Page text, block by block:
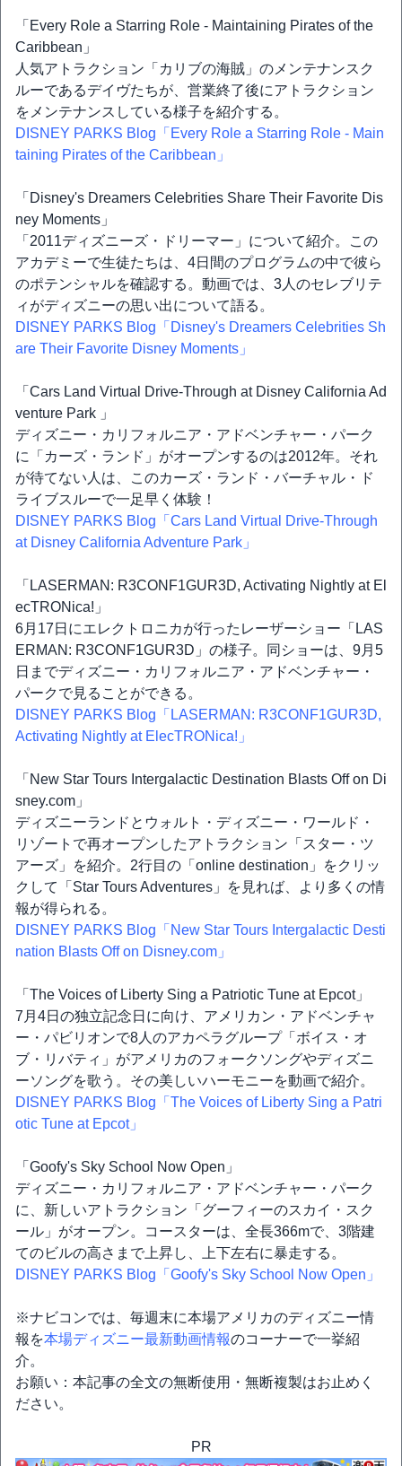
「Every Role a Starring Role - Maintaining Pirates of the
Caribbean」
人気アトラクション「カリブの海賊」のメンテナンスク
ルーであるデイヴたちが、営業終了後にアトラクション
をメンテナンスしている様子を紹介する。
DISNEY PARKS Blog「Every Role a Starring Role - Main
taining Pirates of the Caribbean」
「Disney's Dreamers Celebrities Share Their Favorite Dis
ney Moments」
「2011ディズニーズ・ドリーマー」について紹介。この
アカデミーで生徒たちは、4日間のプログラムの中で彼ら
のポテンシャルを確認する。動画では、3人のセレブリテ
ィがディズニーの思い出について語る。
DISNEY PARKS Blog「Disney's Dreamers Celebrities Sh
are Their Favorite Disney Moments」
「Cars Land Virtual Drive-Through at Disney California Ad
venture Park 」
ディズニー・カリフォルニア・アドベンチャー・パーク
に「カーズ・ランド」がオープンするのは2012年。それ
が待てない人は、このカーズ・ランド・バーチャル・ド
ライブスルーで一足早く体験！
DISNEY PARKS Blog「Cars Land Virtual Drive-Through
at Disney California Adventure Park」
「LASERMAN: R3CONF1GUR3D, Activating Nightly at El
ecTRONica!」
6月17日にエレクトロニカが行ったレーザーショー「LAS
ERMAN: R3CONF1GUR3D」の様子。同ショーは、9月5
日までディズニー・カリフォルニア・アドベンチャー・
パークで見ることができる。
DISNEY PARKS Blog「LASERMAN: R3CONF1GUR3D,
Activating Nightly at ElecTRONica!」
「New Star Tours Intergalactic Destination Blasts Off on Di
sney.com」
ディズニーランドとウォルト・ディズニー・ワールド・
リゾートで再オープンしたアトラクション「スター・ツ
アーズ」を紹介。2行目の「online destination」をクリッ
クして「Star Tours Adventures」を見れば、より多くの情
報が得られる。
DISNEY PARKS Blog「New Star Tours Intergalactic Desti
nation Blasts Off on Disney.com」
「The Voices of Liberty Sing a Patriotic Tune at Epcot」
7月4日の独立記念日に向け、アメリカン・アドベンチャ
ー・パビリオンで8人のアカペラグループ「ボイス・オ
ブ・リバティ」がアメリカのフォークソングやディズニ
ーソングを歌う。その美しいハーモニーを動画で紹介。
DISNEY PARKS Blog「The Voices of Liberty Sing a Patri
otic Tune at Epcot」
「Goofy's Sky School Now Open」
ディズニー・カリフォルニア・アドベンチャー・パーク
に、新しいアトラクション「グーフィーのスカイ・スク
ール」がオープン。コースターは、全長366mで、3階建
てのビルの高さまで上昇し、上下左右に暴走する。
DISNEY PARKS Blog「Goofy's Sky School Now Open」
※ナビコンでは、毎週末に本場アメリカのディズニー情
報を本場ディズニー最新動画情報のコーナーで一挙紹
介。
お願い：本記事の全文の無断使用・無断複製はお止めく
ださい。
PR